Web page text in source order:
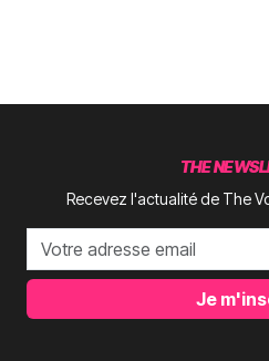
THE
Recevez l'actualité de The
Je